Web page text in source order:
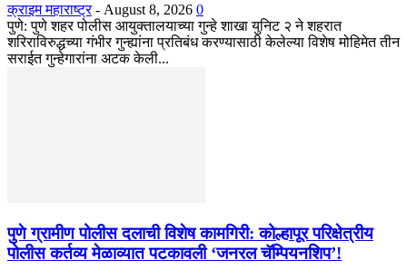
क्राइम महाराष्ट्र - August 8, 2026 0
​पुणे: पुणे शहर पोलीस आयुक्तालयाच्या गुन्हे शाखा युनिट २ ने शहरात
शरिराविरुद्धच्या गंभीर गुन्ह्यांना प्रतिबंध करण्यासाठी केलेल्या विशेष मोहिमेत तीन
सराईत गुन्हेगारांना अटक केली...
पुणे ग्रामीण पोलीस दलाची विशेष कामगिरी: कोल्हापूर परिक्षेत्रीय
पोलीस कर्तव्य मेळाव्यात पटकावली ‘जनरल चॅम्पियनशिप’!